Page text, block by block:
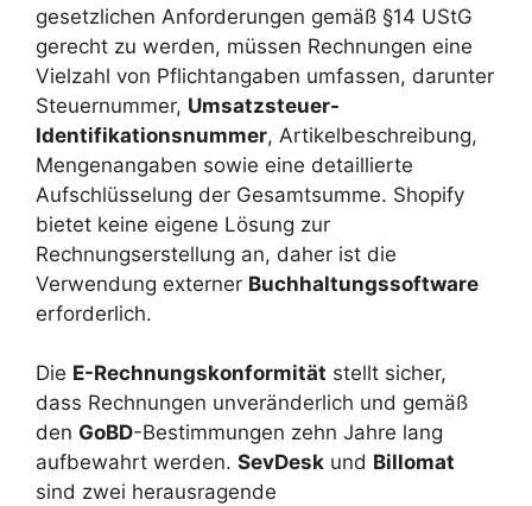
gesetzlichen Anforderungen gemäß §14 UStG
gerecht zu werden, müssen Rechnungen eine
Vielzahl von Pflichtangaben umfassen, darunter
Steuernummer, Umsatzsteuer-
Identifikationsnummer, Artikelbeschreibung,
Mengenangaben sowie eine detaillierte
Aufschlüsselung der Gesamtsumme. Shopify
bietet keine eigene Lösung zur
Rechnungserstellung an, daher ist die
Verwendung externer Buchhaltungssoftware
erforderlich.
Die E-Rechnungskonformität stellt sicher,
dass Rechnungen unveränderlich und gemäß
den GoBD-Bestimmungen zehn Jahre lang
aufbewahrt werden. SevDesk und Billomat
sind zwei herausragende